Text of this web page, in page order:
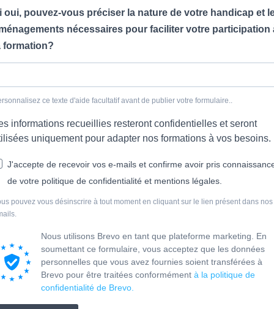
oui, pouvez-vous préciser la nature de votre handicap et
nécessaires pour faciliter votre participation
formation?
ce texte d'aide facultatif avant de publier votre formulaire..
informations recueillies resteront confidentielles et seront
uniquement pour adapter nos formations à vos besoins.
J'accepte de recevoir vos e-mails et confirme avoir pris
de votre politique de confidentialité et mentions légales.
pouvez vous désinscrire à tout moment en cliquant sur le lien présent dans nos
Nous utilisons Brevo en tant que plateforme marketing. En
soumettant ce formulaire, vous acceptez que les données
personnelles que vous avez fournies soient transférées à
Brevo pour être traitées conformément à la politique de
confidentialité de Brevo.